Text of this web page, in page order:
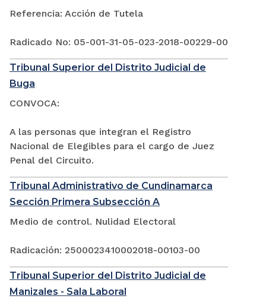
Referencia: Acción de Tutela
Radicado No: 05-001-31-05-023-2018-00229-00
Tribunal Superior del Distrito Judicial de
Buga
CONVOCA:
A las personas que integran el Registro
Nacional de Elegibles para el cargo de Juez
Penal del Circuito.
Tribunal Administrativo de Cundinamarca
Sección Primera Subsección A
Medio de control. Nulidad Electoral
Radicación: 2500023410002018-00103-00
Tribunal Superior del Distrito Judicial de
Manizales - Sala Laboral